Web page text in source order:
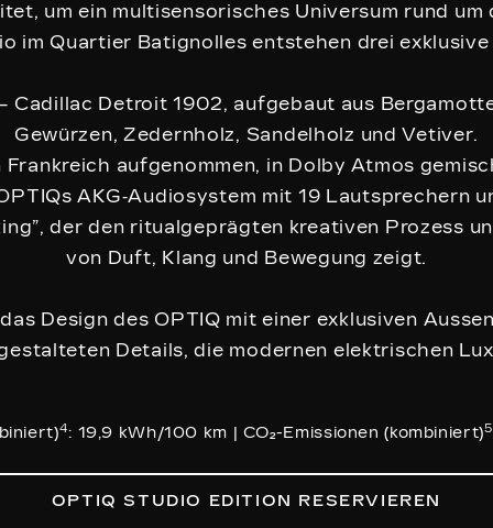
um ein multisensorisches Universum rund um
im Quartier Batignolles entstehen drei
Cadillac Detroit 1902, aufgebaut aus
Gewürzen, Zedernholz, Sandelholz und Vetiver.
aufgenommen, in Dolby Atmos
AKG‑Audiosystem mit 19 Lautsprechern
der den ritualgeprägten kreativen Prozess
von Duft, Klang und Bewegung zeigt.
Design des OPTIQ mit einer exklusiven
Details, die modernen elektrischen
4: 19,9 kWh/100 km | CO₂-Emissionen (kombiniert)5
OPTIQ STUDIO EDITION RESERVIEREN